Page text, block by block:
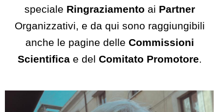
speciale Ringraziamento ai Partner
Organizzativi, e da qui sono raggiungibili
anche le pagine delle Commissioni
Scientificae del Comitato Promotore.